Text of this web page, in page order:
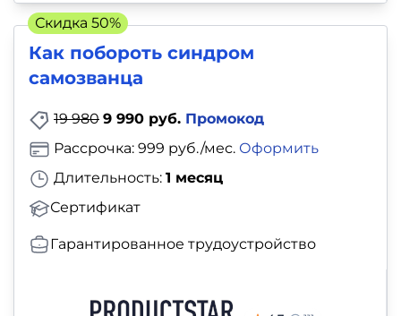
Как побороть синдром
самозванца
19 980 9 990 руб. Промокод
Длительность: 1 месяц
Сертификат
Рассрочка: 999 руб./мес. Оформить
Гарантированное трудоустройство
Скидка 50%